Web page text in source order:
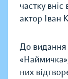
частку
актор Іван
До видання
них